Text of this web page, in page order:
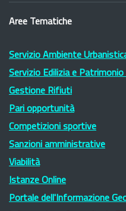
Aree Tematiche
Servizio Ambiente
Servizio Edilizia e Patrimonio
Gestione Rifiuti
Pari opportunità
Competizioni sportive
Sanzioni amministrative
Viabilità
Istanze Online
Portale dell'Informazione